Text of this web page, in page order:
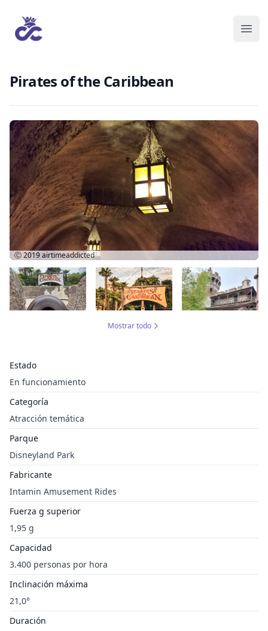
Pirates of the Caribbean
Estado
En funcionamiento
Categoría
Atracción temática
Parque
Disneyland Park
Fabricante
Intamin Amusement Rides
Fuerza g superior
1,95 g
Capacidad
3.400 personas por hora
Inclinación máxima
21,0°
Duración
Ⓒ 2019airtimeaddicted
Mostrar todo